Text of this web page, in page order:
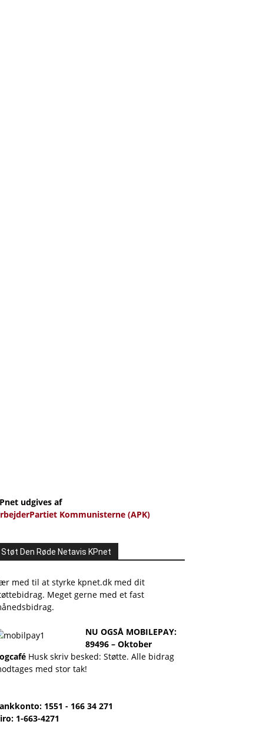
udgives af
Kommunisterne (APK)
Støt Den Røde Netavis KPnet
med til at styrke kpnet.dk med dit
Meget gerne med et fast
NU OGSÅ MOBILEPAY:
89496 – Oktober
Husk skriv besked: Støtte. Alle bidrag
med stor tak!
1551 - 166 34 271
1-663-4271